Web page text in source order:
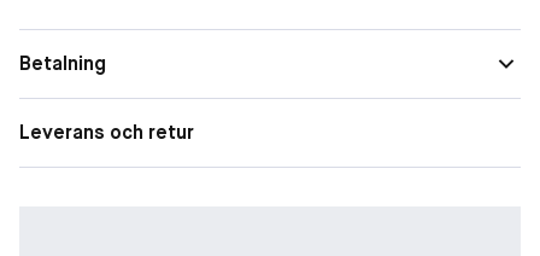
Betalning
Leverans och retur